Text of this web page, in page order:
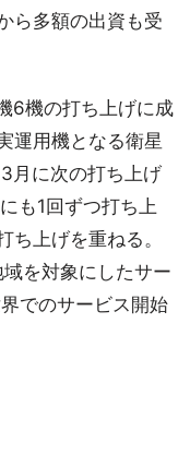
ら多額の出資も受
6機の打ち上げに成
運用機となる衛星
月に次の打ち上げ
も1回ずつ打ち上
ち上げを重ねる。
を対象にしたサー
でのサービス開始